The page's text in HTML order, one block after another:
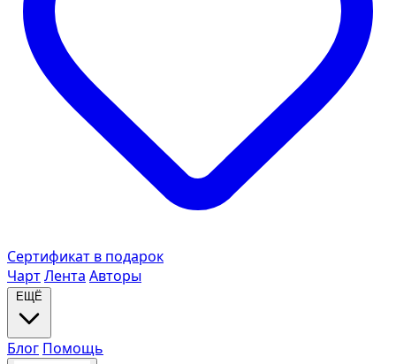
Сертификат в подарок
ЧартЛента Авторы
ЕЩЁ
Блог Помощь